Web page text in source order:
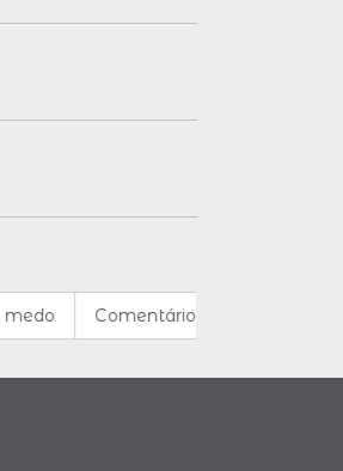
Comentários de áudio no site da